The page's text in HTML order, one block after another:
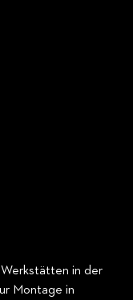
in der
Montage in